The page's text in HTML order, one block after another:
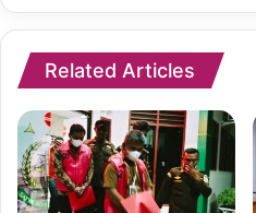
Related Articles